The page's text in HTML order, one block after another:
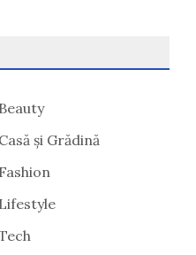
Beauty
Casă și Grădină
Fashion
Lifestyle